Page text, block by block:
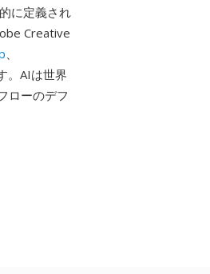
に定義され
Creative
、
。AIは世界
ローのデフ